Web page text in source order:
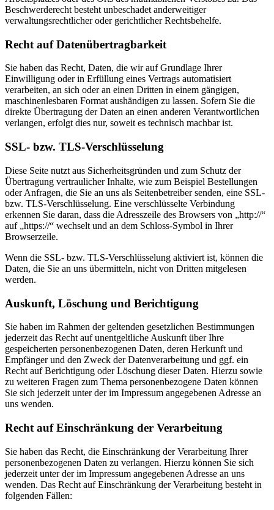
Beschwerderecht besteht unbeschadet anderweitiger
verwaltungsrechtlicher oder gerichtlicher Rechtsbehelfe.
Recht auf Daten­übertrag­barkeit
Sie haben das Recht, Daten, die wir auf Grundlage Ihrer
Einwilligung oder in Erfüllung eines Vertrags automatisiert
verarbeiten, an sich oder an einen Dritten in einem gängigen,
maschinenlesbaren Format aushändigen zu lassen. Sofern Sie die
direkte Übertragung der Daten an einen anderen Verantwortlichen
verlangen, erfolgt dies nur, soweit es technisch machbar ist.
SSL- bzw. TLS-Verschlüsselung
Diese Seite nutzt aus Sicherheitsgründen und zum Schutz der
Übertragung vertraulicher Inhalte, wie zum Beispiel Bestellungen
oder Anfragen, die Sie an uns als Seitenbetreiber senden, eine SSL-
bzw. TLS-Verschlüsselung. Eine verschlüsselte Verbindung
erkennen Sie daran, dass die Adresszeile des Browsers von „http://“
auf „https://“ wechselt und an dem Schloss-Symbol in Ihrer
Browserzeile.
Wenn die SSL- bzw. TLS-Verschlüsselung aktiviert ist, können die
Daten, die Sie an uns übermitteln, nicht von Dritten mitgelesen
werden.
Auskunft, Löschung und Berichtigung
Sie haben im Rahmen der geltenden gesetzlichen Bestimmungen
jederzeit das Recht auf unentgeltliche Auskunft über Ihre
gespeicherten personenbezogenen Daten, deren Herkunft und
Empfänger und den Zweck der Datenverarbeitung und ggf. ein
Recht auf Berichtigung oder Löschung dieser Daten. Hierzu sowie
zu weiteren Fragen zum Thema personenbezogene Daten können
Sie sich jederzeit unter der im Impressum angegebenen Adresse an
uns wenden.
Recht auf Einschränkung der Verarbeitung
Sie haben das Recht, die Einschränkung der Verarbeitung Ihrer
personenbezogenen Daten zu verlangen. Hierzu können Sie sich
jederzeit unter der im Impressum angegebenen Adresse an uns
wenden. Das Recht auf Einschränkung der Verarbeitung besteht in
folgenden Fällen: